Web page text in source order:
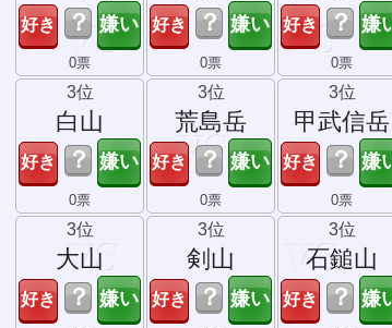
？
0票
？
0票
？
0票
3位
白山
？
0票
3位
荒島岳
？
0票
3位
甲武信岳
？
0票
3位
大山
？
3位
剣山
？
3位
石鎚山
？